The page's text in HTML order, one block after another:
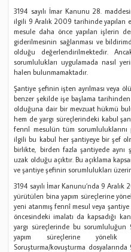
3194 sayılı İmar Kanunu 28.
ilgili 9 Aralık 2009 tarihinde yapılan
mesule daha önce yapılan işlerin
giderilmesinin sağlanması ve
olduğu değerlendirilmektedir.
sorumlulukları uygulamada nasıl
halen bulunmamaktadır.
Şantiye şefinin işten ayrılması veya
benzer şekilde işe başlama
olduğuna dair bir mevzuat hükmü
hem de yargı süreçlerindeki kabul
fennî mesulün tüm sorumluluklarını
ilgili bu kabul her şantiyeye bir şef
birlikte, birden fazla şantiyede aynı
uzak olduğu açıktır. Bu açıklama
ve şantiye şefinin sorumlulukları
3194 sayılı İmar Kanunu’nda 9
yürütülen bina yapım süreçlerine
yeni atanmış fennî mesul veya
öncesindeki imalatı da kapsadığı
yargı süreçlerinde bu
yapım süreçlerine yönelik
Soruşturma/kovuşturma